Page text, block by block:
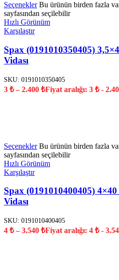
Seçenekler Bu ürünün birden fazla
sayfasından seçilebilir
Hızlı Görünüm
Karşılaştır
Spax (0191010350405)
Vidası
SKU: 0191010350405
3 ₺ –2.400 ₺Fiyat aralığı: 3 ₺ -
Seçenekler Bu ürünün birden fazla
sayfasından seçilebilir
Hızlı Görünüm
Karşılaştır
Spax (0191010400405)
Vidası
SKU: 0191010400405
4 ₺ –3.540 ₺Fiyat aralığı: 4 ₺ -